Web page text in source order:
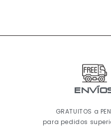
GRATUITOS a
para pedidos